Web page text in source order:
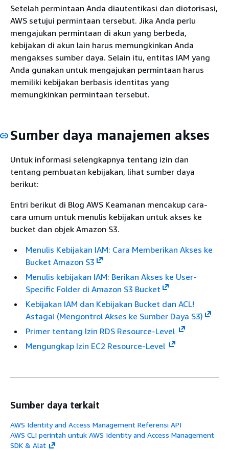
Setelah permintaan Anda diautentikasi dan diotorisasi,
AWS setujui permintaan tersebut. Jika Anda perlu
mengajukan permintaan di akun yang berbeda,
kebijakan di akun lain harus memungkinkan Anda
mengakses sumber daya. Selain itu, entitas IAM yang
Anda gunakan untuk mengajukan permintaan harus
memiliki kebijakan berbasis identitas yang
memungkinkan permintaan tersebut.
Sumber daya manajemen akses
Untuk informasi selengkapnya tentang izin dan
tentang pembuatan kebijakan, lihat sumber daya
berikut:
Entri berikut di Blog AWS Keamanan mencakup cara-
cara umum untuk menulis kebijakan untuk akses ke
bucket dan objek Amazon S3.
Menulis Kebijakan IAM: Cara Memberikan Akses ke
Bucket Amazon S3
Menulis kebijakan IAM: Berikan Akses ke User-
Specific Folder di Amazon S3 Bucket
Kebijakan IAM dan Kebijakan Bucket dan ACL!
Astaga! (Mengontrol Akses ke Sumber Daya S3)
Primer tentang Izin RDS Resource-Level
Mengungkap Izin EC2 Resource-Level
Sumber daya terkait
AWS Identity and Access Management Referensi API
AWS CLI perintah untuk AWS Identity and Access Management
SDK & Alat